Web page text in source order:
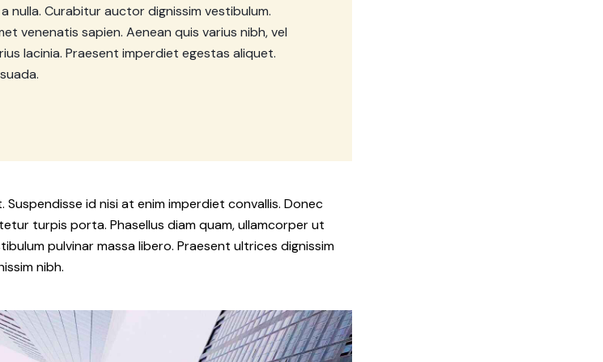
nulla. Curabitur auctor dignissim vestibulum.
venenatis sapien. Aenean quis varius nibh, vel
lacinia. Praesent imperdiet egestas aliquet.
id nisi at enim imperdiet convallis. Donec
turpis porta. Phasellus diam quam, ullamcorper ut
pulvinar massa libero. Praesent ultrices dignissim
nibh.